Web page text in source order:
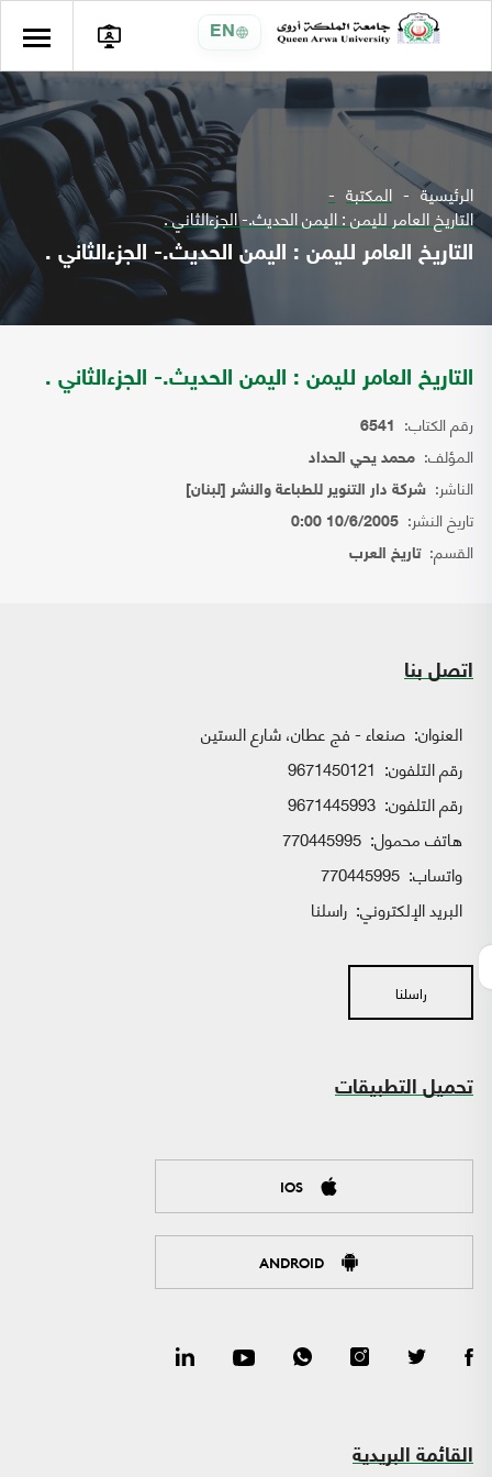
EN
الرئيسية المكتبة
التاريخ العامر لليمن : اليمن الحديث.- الجزءالثاني .
التاريخ العامر لليمن : اليمن الحديث.- الجزءالثاني .
التاريخ العامر لليمن : اليمن الحديث.- الجزءالثاني .
رقم الكتاب: 6541
المؤلف: محمد يحي الحداد
الناشر: شركة دار التنوير للطباعة والنشر [لبنان]
تاريخ النشر: 10/6/2005 0:00
القسم:تاريخ العرب
اتصل بنا
العنوان: صنعاء - فج عطان، شارع الستين
رقم التلفون: 9671450121
رقم التلفون: 9671445993
هاتف محمول: 770445995
واتساب:
البريد الإلكتروني: راسلنا
راسلنا
تحميل التطبيقات
IOS
ANDROID
القائمة البريدية